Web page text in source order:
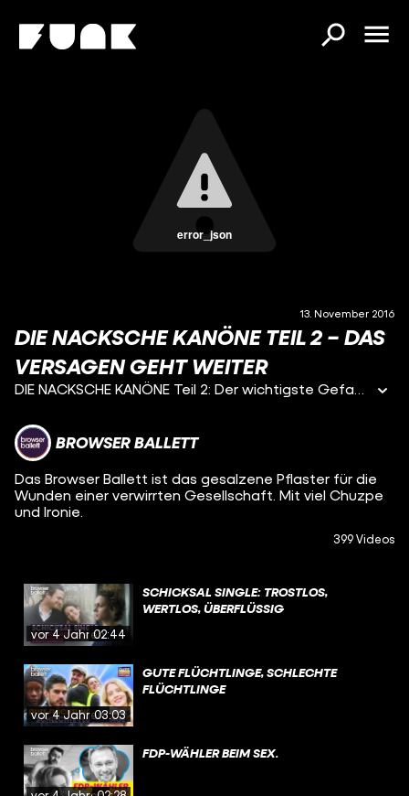
error_json
13. November 2016
DIE NACKSCHE KANÖNE TEIL 2 – DAS
VERSAGEN GEHT WEITER
DIE NACKSCHE KANÖNE Teil 2: Der wichtigste Gefangene Deutschlands will sich das Leben nehmen und niemand merkt's. Wie konnte Al-Bakr sterben? Hier die ganze Wahrheit. #NackscheKanöne
BROWSER BALLETT
Das Browser Ballett ist das gesalzene Pflaster für die
Wunden einer verwirrten Gesellschaft. Mit viel Chuzpe
und Ironie.
399 Videos
vor 4 Jahren02:44
SCHICKSAL SINGLE: TROSTLOS,
WERTLOS, ÜBERFLÜSSIG
vor 4 Jahren03:03
GUTE FLÜCHTLINGE, SCHLECHTE
FLÜCHTLINGE
FDP-WÄHLER BEIM SEX.